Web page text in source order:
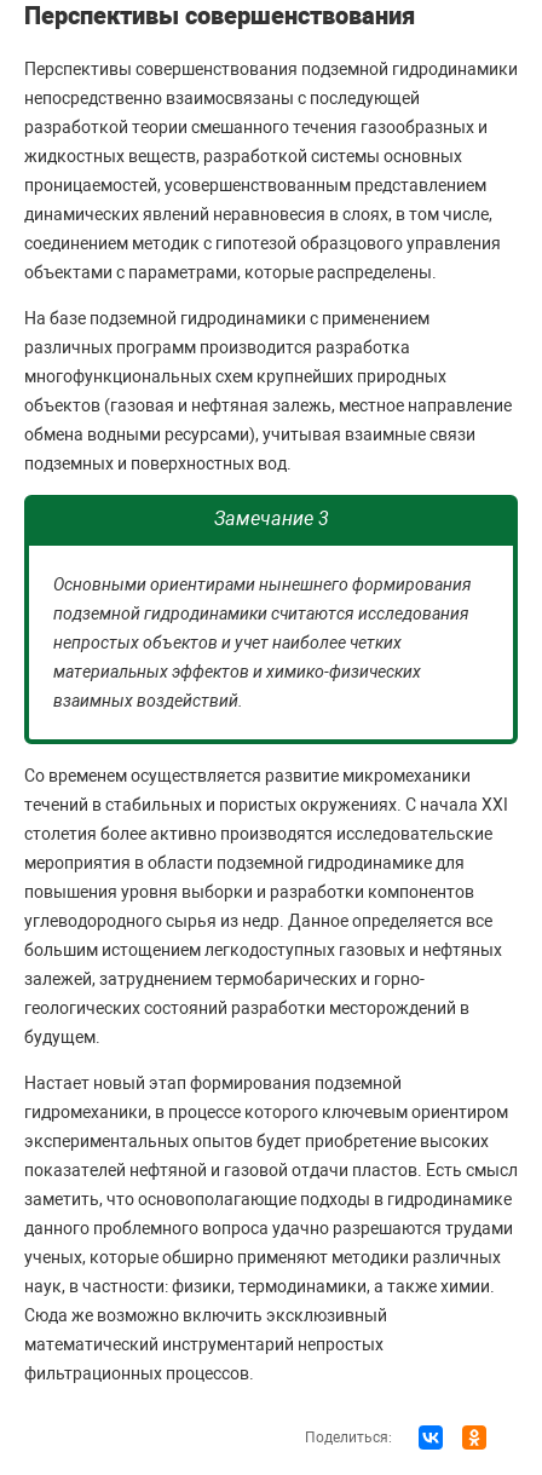
Перспективы совершенствования
Перспективы совершенствования подземной гидродинамики
непосредственно взаимосвязаны с последующей
разработкой теории смешанного течения газообразных и
жидкостных веществ, разработкой системы основных
проницаемостей, усовершенствованным представлением
динамических явлений неравновесия в слоях, в том числе,
соединением методик с гипотезой образцового управления
объектами с параметрами, которые распределены.
На базе подземной гидродинамики с применением
различных программ производится разработка
многофункциональных схем крупнейших природных
объектов (газовая и нефтяная залежь, местное направление
обмена водными ресурсами), учитывая взаимные связи
подземных и поверхностных вод.
Замечание 3
Основными ориентирами нынешнего формирования
подземной гидродинамики считаются исследования
непростых объектов и учет наиболее четких
материальных эффектов и химико-физических
взаимных воздействий.
Со временем осуществляется развитие микромеханики
течений в стабильных и пористых окружениях. С начала XXI
столетия более активно производятся исследовательские
мероприятия в области подземной гидродинамике для
повышения уровня выборки и разработки компонентов
углеводородного сырья из недр. Данное определяется все
большим истощением легкодоступных газовых и нефтяных
залежей, затруднением термобарических и горно-
геологических состояний разработки месторождений в
будущем.
Настает новый этап формирования подземной
гидромеханики, в процессе которого ключевым ориентиром
экспериментальных опытов будет приобретение высоких
показателей нефтяной и газовой отдачи пластов. Есть смысл
заметить, что основополагающие подходы в гидродинамике
данного проблемного вопроса удачно разрешаются трудами
ученых, которые обширно применяют методики различных
наук, в частности: физики, термодинамики, а также химии.
Сюда же возможно включить эксклюзивный
математический инструментарий непростых
фильтрационных процессов.
Поделиться: